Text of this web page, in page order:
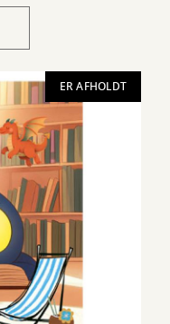
ER AFHOLDT